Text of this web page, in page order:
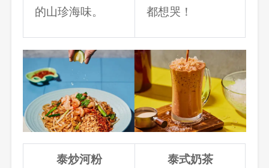
的山珍海味。
都想哭！
泰炒河粉 泰式奶茶